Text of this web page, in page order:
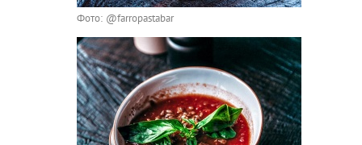
Фото: @farropastabar